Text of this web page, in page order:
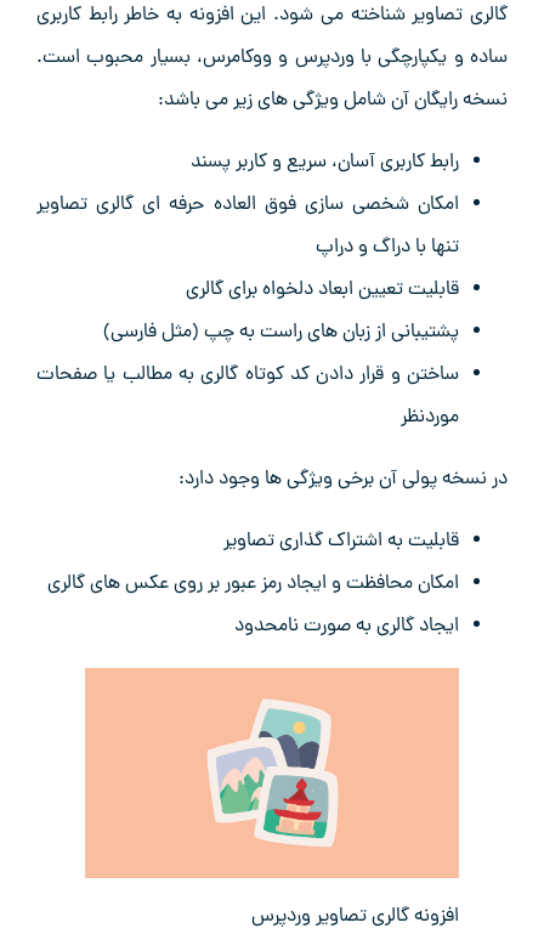
گالری تصاویر شناخته می ‌شود. این افزونه به خاطر رابط کاربری
ساده و یکپارچگی با وردپرس و ووکامرس، بسیار محبوب است.
نسخه رایگان آن شامل ویژگی ‌های زیر می باشد:
رابط کاربری آسان، سریع و کاربر پسند
امکان شخصی‌ سازی فوق ‌العاده حرفه ‌ای گالری تصاویر
تنها با دراگ و دراپ
قابلیت تعیین ابعاد دلخواه برای گالری
پشتیبانی از زبان‌ های راست به چپ (مثل فارسی)
ساختن و قرار دادن کد کوتاه گالری به مطالب یا صفحات
موردنظر
در نسخه پولی آن برخی ویژگی ‌ها وجود دارد:
قابلیت به اشتراک‌ گذاری تصاویر
امکان محافظت و ایجاد رمز عبور بر روی عکس ‌های گالری
ایجاد گالری به صورت نامحدود
افزونه گالری تصاویر وردپرس